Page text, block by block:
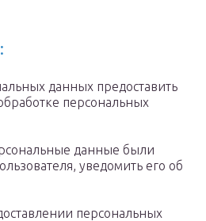
данных предоставить
персональных
данные были
уведомить его об
персональных